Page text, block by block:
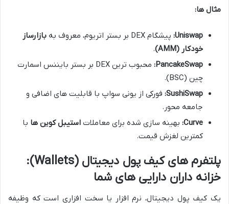
مثال ها:
Uniswap: پیشگام DEX بر بستر اتریوم، معروف به
بازارساز
خودکار (AMM)
.
PancakeSwap:
محبوب ترین DEX بر بستر بایننس اسمارت
چین (BSC).
SushiSwap: فورکی از یونی سواپ با قابلیت های اضافی و
جامعه محور.
Curve: بهینه سازی شده برای معاملات استیبل کوین ها با
کمترین لغزش قیمت.
پلتفرم های کیف پول دیجیتال (Wallets):
خزانه داران دارایی های شما
یک کیف پول دیجیتال، نرم افزار یا سخت افزاری است که وظیفه